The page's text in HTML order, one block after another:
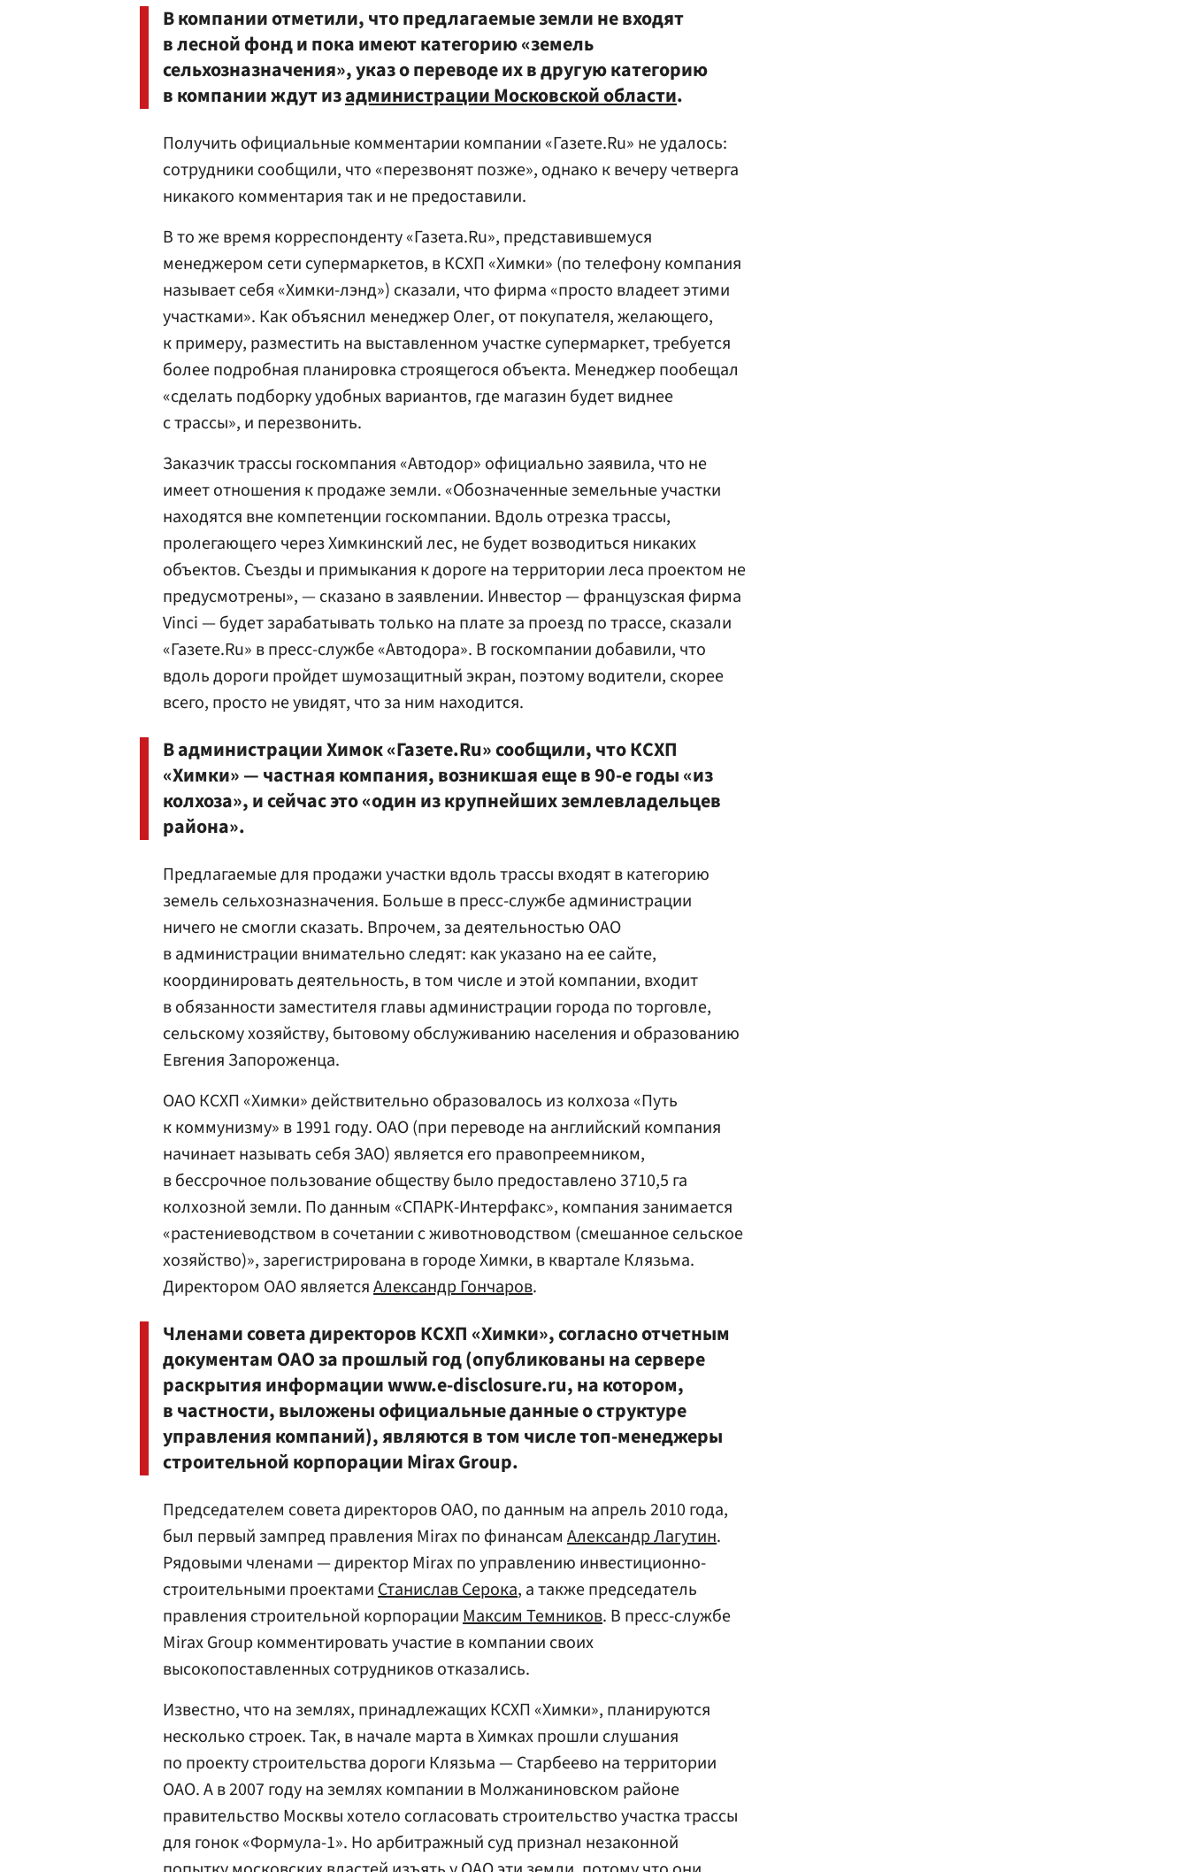
В компании отметили, что предлагаемые земли не входят
в лесной фонд и пока имеют категорию «земель
сельхозназначения», указ о переводе их в другую категорию
в компании ждут изадминистрации Московской области.
Получить официальные комментарии компании «Газете.Ru» не удалось:
сотрудники сообщили, что «перезвонят позже», однако к вечеру четверга
никакого комментария так и не предоставили.
В то же время корреспонденту «Газета.Ru», представившемуся
менеджером сети супермаркетов, в КСХП «Химки» (по телефону компания
называет себя «Химки-лэнд») сказали, что фирма «просто владеет этими
участками». Как объяснил менеджер Олег, от покупателя, желающего,
к примеру, разместить на выставленном участке супермаркет, требуется
более подробная планировка строящегося объекта. Менеджер пообещал
«сделать подборку удобных вариантов, где магазин будет виднее
с трассы», и перезвонить.
Заказчик трассы госкомпания «Автодор» официально заявила, что не
имеет отношения к продаже земли. «Обозначенные земельные участки
находятся вне компетенции госкомпании. Вдоль отрезка трассы,
пролегающего через Химкинский лес, не будет возводиться никаких
объектов. Съезды и примыкания к дороге на территории леса проектом не
предусмотрены», — сказано в заявлении. Инвестор — французская фирма
Vinci — будет зарабатывать только на плате за проезд по трассе, сказали
«Газете.Ru» в пресс-службе «Автодора». В госкомпании добавили, что
вдоль дороги пройдет шумозащитный экран, поэтому водители, скорее
всего, просто не увидят, что за ним находится.
В администрации Химок «Газете.Ru» сообщили, что КСХП
«Химки» — частная компания, возникшая еще в 90-е годы «из
колхоза», и сейчас это «один из крупнейших землевладельцев
района».
Предлагаемые для продажи участки вдоль трассы входят в категорию
земель сельхозназначения. Больше в пресс-службе администрации
ничего не смогли сказать. Впрочем, за деятельностью ОАО
в администрации внимательно следят: как указано на ее сайте,
координировать деятельность, в том числе и этой компании, входит
в обязанности заместителя главы администрации города по торговле,
сельскому хозяйству, бытовому обслуживанию населения и образованию
Евгения Запороженца.
ОАО КСХП «Химки» действительно образовалось из колхоза «Путь
к коммунизму» в 1991 году. ОАО (при переводе на английский компания
начинает называть себя ЗАО) является его правопреемником,
в бессрочное пользование обществу было предоставлено 3710,5 га
колхозной земли. По данным «СПАРК-Интерфакс», компания занимается
«растениеводством в сочетании с животноводством (смешанное сельское
хозяйство)», зарегистрирована в городе Химки, в квартале Клязьма.
Директором ОАО являетсяАлександр Гончаров.
Членами совета директоров КСХП «Химки», согласно отчетным
документам ОАО за прошлый год (опубликованы на сервере
раскрытия информации www.e-disclosure.ru, на котором,
в частности, выложены официальные данные о структуре
управления компаний), являются в том числе топ-менеджеры
строительной корпорации Mirax Group.
Председателем совета директоров ОАО, по данным на апрель 2010 года,
был первый зампред правления Mirax по финансам Александр Лагутин.
Рядовыми членами — директор Mirax по управлению инвестиционно-
строительными проектамиСтанислав Серока, а также председатель
правления строительной корпорацииМаксим Темников. В пресс-службе
Mirax Group комментировать участие в компании своих
высокопоставленных сотрудников отказались.
Известно, что на землях, принадлежащих КСХП «Химки», планируются
несколько строек. Так, в начале марта в Химках прошли слушания
по проекту строительства дороги Клязьма — Старбеево на территории
ОАО. А в 2007 году на землях компании в Молжаниновском районе
правительство Москвы хотело согласовать строительство участка трассы
для гонок «Формула-1». Но арбитражный суд признал незаконной